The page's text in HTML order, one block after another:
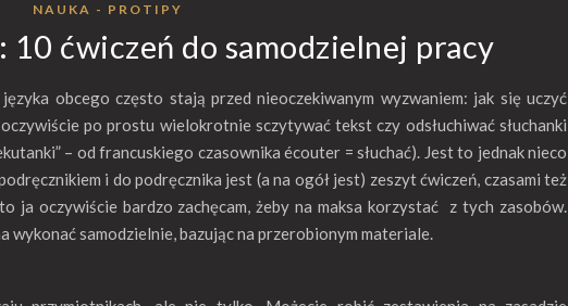
NAUKA - PROTIPY
10 ćwiczeń do samodzielnej pracy
obcego często stają przed nieoczekiwanym wyzwaniem: jak się uczyć
po prostu wielokrotnie sczytywać tekst czy odsłuchiwać słuchanki
– od francuskiego czasownika écouter = słuchać). Jest to jednak nieco
i do podręcznika jest (a na ogół jest) zeszyt ćwiczeń, czasami też
ja oczywiście bardzo zachęcam, żeby na maksa korzystać z tych zasobów.
wykonać samodzielnie, bazując na przerobionym materiale.